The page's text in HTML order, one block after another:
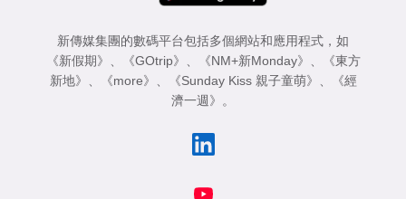
新傳媒集團的數碼平台包括多個網站和應用程式，如
《新假期》
《GOtrip》 《NM+新Monday》
《東方
新地》
《more》 《Sunday Kiss 親子童萌》
《經
濟一週》
。